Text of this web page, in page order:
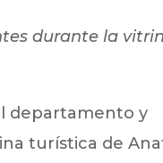
durante la
departamento y
turística de